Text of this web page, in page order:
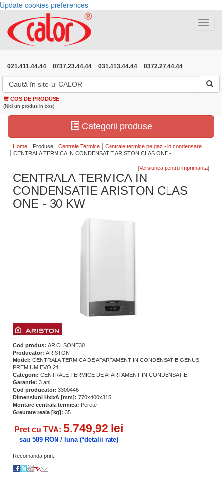
Update cookies preferences
Toggle
021.411.44.44 0737.23.44.44 031.413.44.44 0372.27.44.44
COS DE PRODUSE
(Nici un produs in cos)
Categorii produse
Home Produse Centrale Termice
Centrale termice pe gaz - in condensare
CENTRALA TERMICA IN CONDENSATIE ARISTON CLAS ONE -...
[ ]
CENTRALA TERMICA IN
CONDENSATIE ARISTON CLAS
ONE - 30 KW
Cod produs: ARICLSONE30
Producator: ARISTON
Model: CENTRALA TERMICA DE APARTAMENT IN CONDENSATIE GENUS
PREMIUM EVO 24
Categorii: CENTRALE TERMICE DE APARTAMENT IN CONDENSATIE
Garantie: 3 ani
Cod producator: 3300446
Dimensiuni HxlxA [mm]: 770x400x315
Montare centrala termica: Perete
Greutate reala [kg]: 35
Pret cu TVA: 5.749,92 lei
sau 589 RON / luna (*detalii rate)
Recomanda prin: